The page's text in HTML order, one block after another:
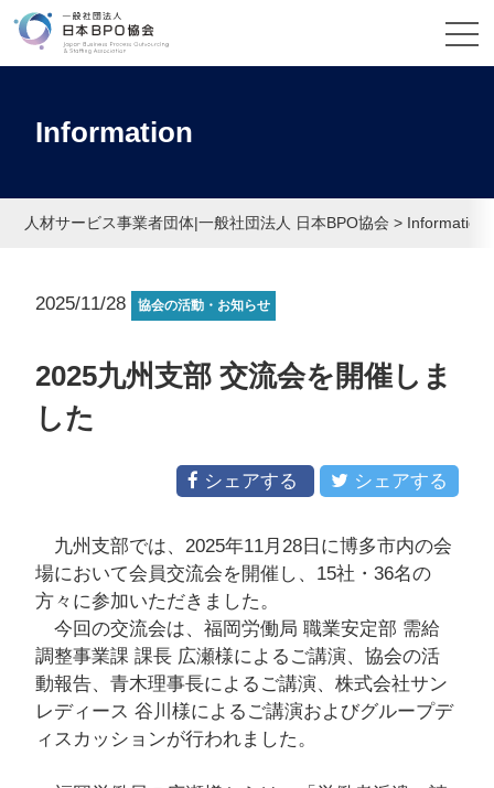
Information
人材サービス事業者団体|一般社団法人 日本BPO協会 > Information
2025/11/28 協会の活動・お知らせ
2025九州支部 交流会を開催しま
した
シェアする シェアする
九州支部では、2025年11月28日に博多市内の会
場において会員交流会を開催し、15社・36名の
方々に参加いただきました。
今回の交流会は、福岡労働局 職業安定部 需給
調整事業課 課長 広瀬様によるご講演、協会の活
動報告、青木理事長によるご講演、株式会社サン
レディース 谷川様によるご講演およびグループデ
ィスカッションが行われました。